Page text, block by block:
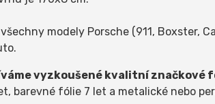
modely Porsche (911, Boxster,
vyzkoušené kvalitní značkové
barevné fólie 7 let a metalické nebo